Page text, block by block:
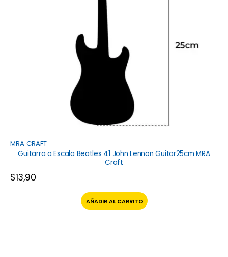
MRA CRAFT
Guitarra a Escala Beatles 41 John Lennon Guitar25cm MRA
Craft
$13,90
AÑADIR AL CARRITO